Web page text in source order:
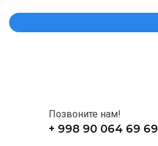
Позвоните нам!
+ 998 90 064 69 69